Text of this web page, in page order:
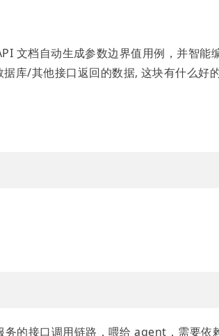
文档自动生成参数边界值用例，并智能
库/其他接口返回的数据, 这块有什么好
务的接口调用链路，喂给 agent，需要依